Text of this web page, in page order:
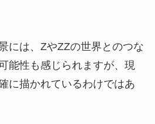
には、ZやZZの世界とのつな
能性も感じられますが、現
に描かれているわけではあ